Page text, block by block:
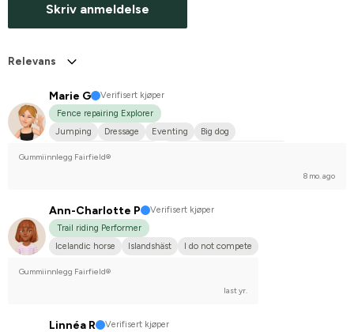
Skriv anmeldelse
Relevans
Marie G
Verifisert kjøper
Fence repairing Explorer
Jumping
Dressage Eventing
Big dog
Gummiinnlegg Fairfield®
8 mo. ago
Ann-Charlotte P
Verifisert kjøper
Trail riding Performer
Icelandic horse
Islandshäst I do not compete
Gummiinnlegg Fairfield®
last yr.
Linnéa R Verifisert kjøper